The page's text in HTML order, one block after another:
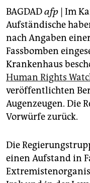
fragen & hilfe
unterstützen
abo
genossenschaft
epaper login
BAGDADafp | Im
Aufständische
nach Angaben
Fassbomben
Krankenhaus
Human Rights
veröffentlichten
Augenzeugen. Die
Vorwürfe zurück.
Die
einen Aufstand in